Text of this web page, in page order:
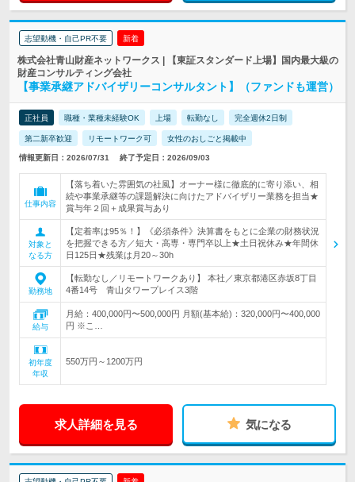
志望動機・自己PR不要 新着
株式会社青山財産ネットワークス | 【東証スタンダード上場】国内最大級の
財産コンサルティング会社
【事業承継アドバイザリーコンサルタント】（ファンドも運営）
正社員 職種・業種未経験OK 上場 転勤なし 完全週休2日制
第二新卒歓迎 リモートワーク可 女性のおしごと掲載中
情報更新日：2026/07/31 終了予定日：2026/09/03
仕事内容
【落ち着いた雰囲気の社風】オーナー様に徹底的に寄り添い、相
続や事業承継等の課題解決に向けたアドバイザリー業務を担当★
賞与年２回＋成果賞与あり
対象と
なる方
【定着率は95％！】《必須条件》決算書をもとに企業の財務状況
を把握できる方／短大・高専・専門卒以上★土日祝休み★年間休
日125日★残業は月20～30h
勤務地
【転勤なし／リモートワークあり】 本社／東京都港区赤坂8丁目
4番14号 青山タワープレイス3階
給与
月給：400,000円〜500,000円 月額(基本給)：320,000円〜400,000
円 ※こ…
初年度
年収
550万円～1200万円
求人詳細を見る 気になる